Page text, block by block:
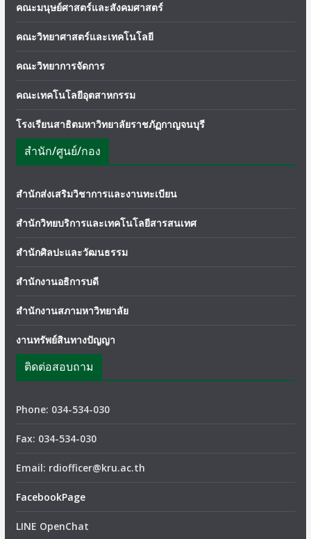
คณะมนุษย์ศาสตร์และสังคมศาสตร์
คณะวิทยาศาสตร์และเทคโนโลยี
คณะวิทยาการจัดการ
คณะเทคโนโลยีอุตสาหกรรม
โรงเรียนสาธิตมหาวิทยาลัยราชภัฏกาญจนบุรี
สำนัก/ศูนย์/กอง
สำนักส่งเสริมวิชาการและงานทะเบียน
สำนักวิทยบริการและเทคโนโลยีสารสนเทศ
สำนักศิลปะและวัฒนธรรม
สำนักงานอธิการบดี
สำนักงานสภามหาวิทยาลัย
งานทรัพย์สินทางปัญญา
ติดต่อสอบถาม
Phone: 034-534-030
Fax: 034-534-030
Email: rdiofficer@kru.ac.th
FacebookPage
LINE OpenChat